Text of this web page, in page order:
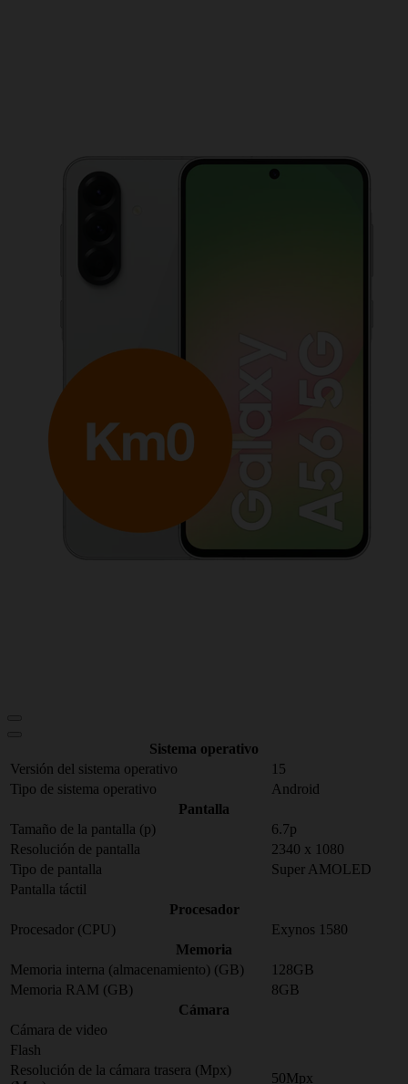
Sistema operativo
Versión del sistema operativo
15
Tipo de sistema operativo
Android
Pantalla
Tamaño de la pantalla (p)
6.7p
Resolución de pantalla
2340 x 1080
Tipo de pantalla
Super AMOLED
Pantalla táctil
Procesador
Procesador (CPU)
Exynos 1580
Memoria
Memoria interna (almacenamiento) (GB)
128GB
Memoria RAM (GB)
8GB
Cámara
Cámara de video
Flash
Resolución de la cámara trasera (Mpx)
50Mpx